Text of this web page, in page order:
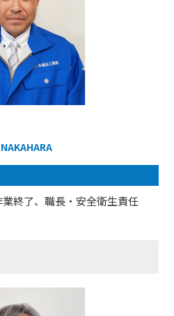
終了、職長・安全衛生責任